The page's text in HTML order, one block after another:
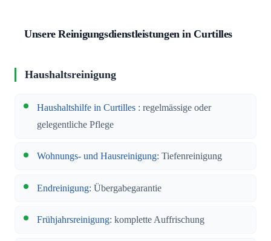
Unsere Reinigungsdienstleistungen in Curtilles
Haushaltsreinigung
Haushaltshilfe in Curtilles : regelmässige oder
gelegentliche Pflege
Wohnungs- und Hausreinigung: Tiefenreinigung
Endreinigung: Übergabegarantie
Frühjahrsreinigung: komplette Auffrischung